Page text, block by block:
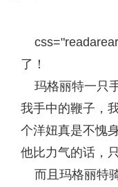
了！
玛格丽特一只
我手中的鞭子，
个洋妞真是不愧
他比力气的话，
而且玛格丽特